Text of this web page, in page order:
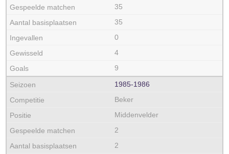
35
35
0
4
9
1985‑1986
Beker
Middenvelder
2
2